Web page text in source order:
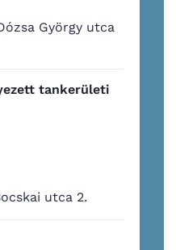
György utca
tankerületi
utca 2.